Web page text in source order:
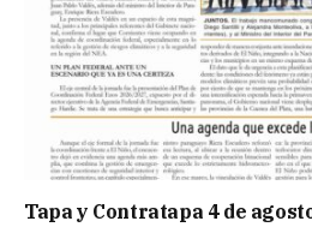
Tapa y Contratapa 4 de